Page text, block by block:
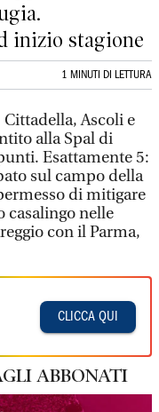
inizio stagione
1 MINUTI DI LETTURA
Ascoli e
alla Spal di
Esattamente 5:
sul campo della
di mitigare
casalingo nelle
con il Parma,
CLICCA QUI
ABBONATI